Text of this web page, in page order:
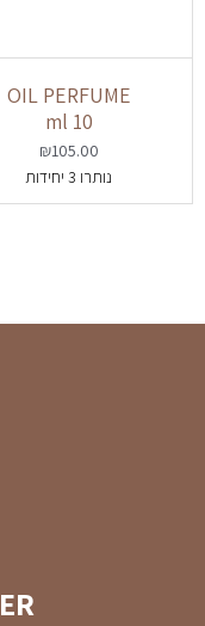
OIL PERFUME
10 ml
₪105.00
נותרו 3 יחידות